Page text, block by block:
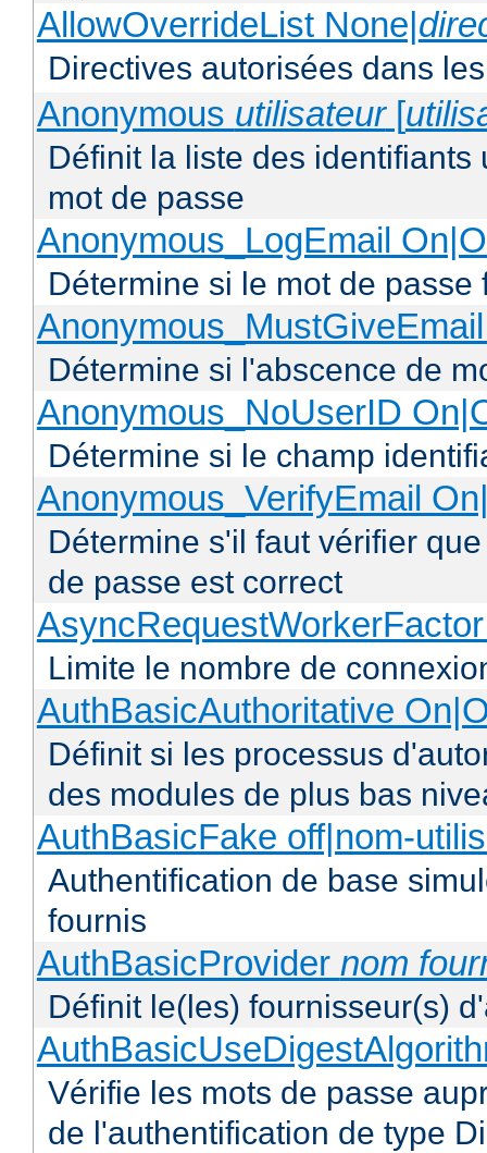
AllowOverrideList None|
Directives autorisées dans
Anonymous utilisateur[
Définit la liste des
mot de passe
Anonymous_LogEmail
Détermine si le mot de
Détermine si l'abscence de
Anonymous_NoUserID
Détermine si le champ
Anonymous_VerifyEmail
Détermine s'il faut vérifier
de passe est correct
Limite le nombre de
AuthBasicAuthoritative
Définit si les processus
des modules de plus bas
AuthBasicFake off|nom-
Authentification de base
fournis
AuthBasicProvider nom
Définit le(les) fournisseur(s)
Vérifie les mots de passe
de l'authentification de type